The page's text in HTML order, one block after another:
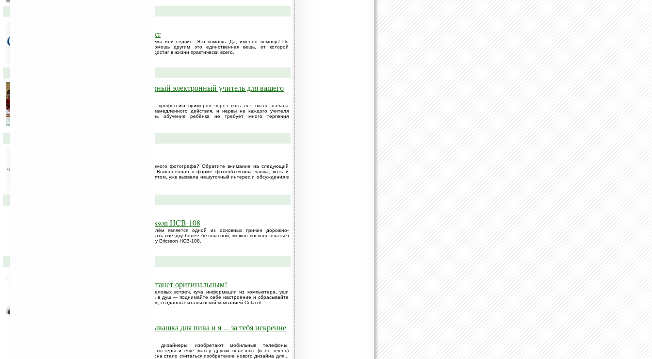
Google запускает новый проект
На этот раз это не операционная система или сервис. Это помощь. Да, именно помощь! По
заверениям представителей Google, помощь другим это единственная вещь, от которой
получают удовольствие все, даже те, кто достиг в жизни практически всего.
Multitouch Desk — интерактивный электронный учитель для вашего
По статистике, учителя оставляют свою профессию примерно через пять лет после начала
карьеры. Ведь дети — это как бомба замедленного действия, и нервы не каждого учителя
способны выдержать такое. Но теперь обучение ребёнка не требует много терпения
Ищете неординарный подарок для знакомого фотографа? Обратите внимание на следующий
необычный концепт ... чашки для кофе. Выполненная в форме фотообъектива чашка, хоть и
является на данный момент только концептом, уже вызвала нешуточный интерес и обсуждения в
Bluetooth-гарнитура Sony Ericsson HCB-108
На сегодняшний день разговор за рулём является одной из основных причин дорожно-
транспортных происшествий. Чтобы сделать поездку более безопасной, можно воспользоваться
комплектом громкой связи, например, Sony Ericsson HCB-108.
Пусть обычный прием душа станет оригинальным!
Вы весь день трудились — несколько деловых встреч, куча информации из компьютера, уши
распухли от мобильника!? Отправляйтесь в душ — поднимайте себе настроение и сбрасывайте
усталось с каждым потоком воды из систем, созданных итальянской компанией Colacril.
Скажи мне, какая у тебя открывашка для пива и я ... за тебя искренне
Чем только не занимаются нынче дизайнеры: изобретают мобильные телефоны,
футуристические перчатки, печатающие тостеры и еще массу других полезных (и не очень)
вещей. А недавно признаком хорошего тона стало считаться изобретение нового дизайна для...